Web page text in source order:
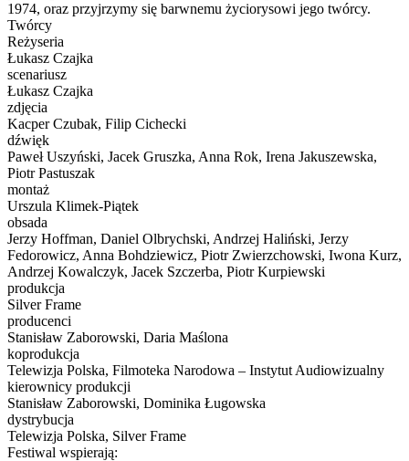
1974, oraz przyjrzymy się barwnemu życiorysowi jego twórcy.
Twórcy
Reżyseria
Łukasz Czajka
scenariusz
Łukasz Czajka
zdjęcia
Kacper Czubak, Filip Cichecki
dźwięk
Paweł Uszyński, Jacek Gruszka, Anna Rok, Irena Jakuszewska,
Piotr Pastuszak
montaż
Urszula Klimek-Piątek
obsada
Jerzy Hoffman, Daniel Olbrychski, Andrzej Haliński, Jerzy
Fedorowicz, Anna Bohdziewicz, Piotr Zwierzchowski, Iwona Kurz,
Andrzej Kowalczyk, Jacek Szczerba, Piotr Kurpiewski
produkcja
Silver Frame
producenci
Stanisław Zaborowski, Daria Maślona
koprodukcja
Telewizja Polska, Filmoteka Narodowa – Instytut Audiowizualny
kierownicy produkcji
Stanisław Zaborowski, Dominika Ługowska
dystrybucja
Telewizja Polska, Silver Frame
Festiwal wspierają: